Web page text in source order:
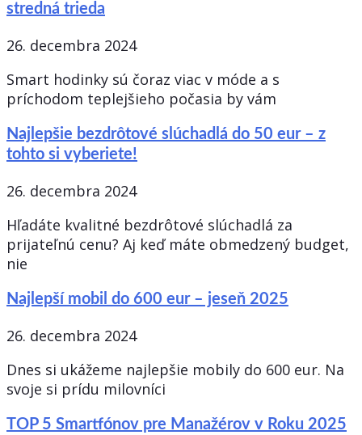
stredná trieda
26. decembra 2024
Smart hodinky sú čoraz viac v móde a s
príchodom teplejšieho počasia by vám
Najlepšie bezdrôtové slúchadlá do 50 eur – z
tohto si vyberiete!
26. decembra 2024
Hľadáte kvalitné bezdrôtové slúchadlá za
prijateľnú cenu? Aj keď máte obmedzený budget,
nie
Najlepší mobil do 600 eur – jeseň 2025
26. decembra 2024
Dnes si ukážeme najlepšie mobily do 600 eur. Na
svoje si prídu milovníci
TOP 5 Smartfónov pre Manažérov v Roku 2025